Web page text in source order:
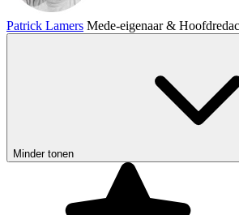
Patrick Lamers Mede-eigenaar &
Minder tonen